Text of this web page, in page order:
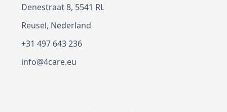
Denestraat 8, 5541 RL
Reusel, Nederland
+31 497 643 236
info@4care.eu